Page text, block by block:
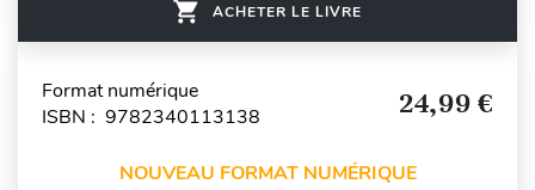
ACHETER LE LIVRE
Format numérique
ISBN : 9782340113138
24,99 €
NOUVEAU FORMAT NUMÉRIQUE